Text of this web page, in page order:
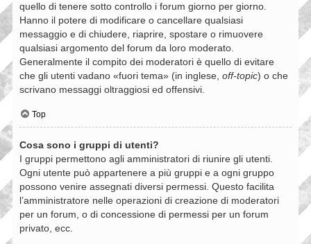
quello di tenere sotto controllo i forum giorno per giorno.
Hanno il potere di modificare o cancellare qualsiasi
messaggio e di chiudere, riaprire, spostare o rimuovere
qualsiasi argomento del forum da loro moderato.
Generalmente il compito dei moderatori è quello di evitare
che gli utenti vadano «fuori tema» (in inglese, off-topic) o che
scrivano messaggi oltraggiosi ed offensivi.
Top
Cosa sono i gruppi di utenti?
I gruppi permettono agli amministratori di riunire gli utenti.
Ogni utente può appartenere a più gruppi e a ogni gruppo
possono venire assegnati diversi permessi. Questo facilita
l’amministratore nelle operazioni di creazione di moderatori
per un forum, o di concessione di permessi per un forum
privato, ecc.